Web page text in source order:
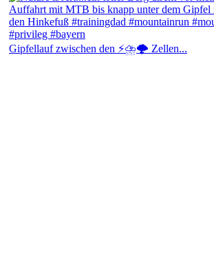
Gipfellauf zwischen den ⚡⛈️🌩️ Zellen...